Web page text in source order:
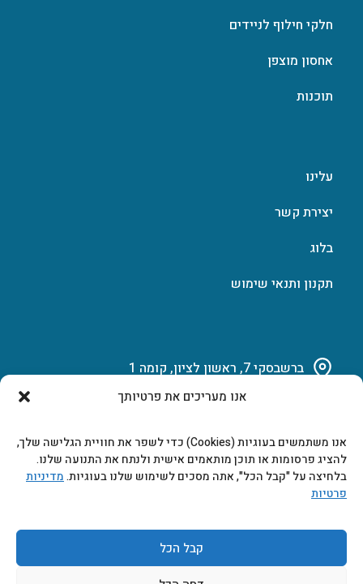
אנו מעריכים את פרטיותך
אנו משתמשים בעוגיות (Cookies) כדי לשפר את חוויית הגלישה שלך,
להציג פרסומות או תוכן מותאמים אישית ולנתח את התנועה שלנו.
בלחיצה על "קבל הכל", אתה מסכים לשימוש שלנו בעוגיות.מדיניות
פרטיות
קבל הכל
חלקי חילוף לניידים
אחסון מוצפן
תוכנות
עלינו
יצירת קשר
בלוג
תקנון ותנאי שימוש
ברשבסקי 7, ראשון לציון, קומה 1
marketing@b-tech.co.il